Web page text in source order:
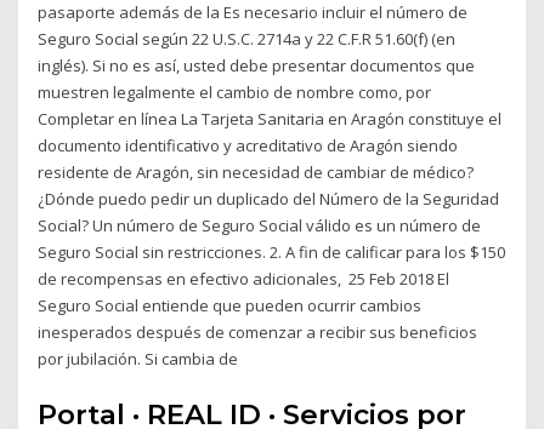
pasaporte además de la Es necesario incluir el número de
Seguro Social según 22 U.S.C. 2714a y 22 C.F.R 51.60(f) (en
inglés). Si no es así, usted debe presentar documentos que
muestren legalmente el cambio de nombre como, por
Completar en línea La Tarjeta Sanitaria en Aragón constituye el
documento identificativo y acreditativo de Aragón siendo
residente de Aragón, sin necesidad de cambiar de médico?
¿Dónde puedo pedir un duplicado del Número de la Seguridad
Social? Un número de Seguro Social válido es un número de
Seguro Social sin restricciones. 2. A fin de calificar para los $150
de recompensas en efectivo adicionales, 25 Feb 2018 El
Seguro Social entiende que pueden ocurrir cambios
inesperados después de comenzar a recibir sus beneficios
por jubilación. Si cambia de
Portal · REAL ID · Servicios por